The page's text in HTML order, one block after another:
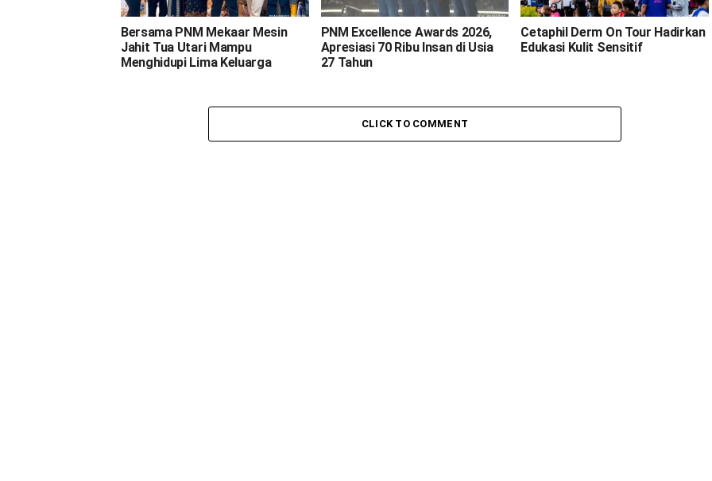
Bersama PNM Mekaar Mesin
Jahit Tua Utari Mampu
Menghidupi Lima Keluarga
PNM Excellence Awards 2026,
Apresiasi 70 Ribu Insan di Usia
27 Tahun
Cetaphil Derm On Tour Hadirkan
Edukasi Kulit Sensitif
CLICK TO COMMENT